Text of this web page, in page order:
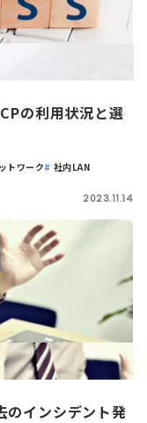
の利用状況と選
トワーク
社内LAN
2023.11.14
のインシデント発